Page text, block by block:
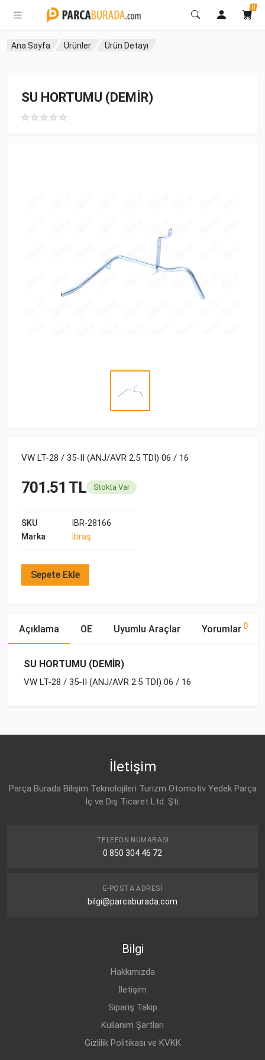
0
Ana Sayfa Ürünler Ürün Detayı
SU HORTUMU (DEMİR)
VW LT-28 / 35-II (ANJ/AVR 2.5 TDI) 06 / 16
701.51 TL Stokta Var
SKU
IBR-28166
Marka
İbraş
Sepete Ekle
Açıklama OE Uyumlu Araçlar Yorumlar 0
SU HORTUMU (DEMİR)
VW LT-28 / 35-II (ANJ/AVR 2.5 TDI) 06 / 16
VW
İletişim
Parça Burada Bilişim Teknolojileri Turizm Otomotiv Yedek Parça
İç ve Dış Ticaret Ltd. Şti.
TELEFON NUMARASI
0 850 304 46 72
E-POSTA ADRESI
bilgi@parcaburada.com
Bilgi
Hakkımızda
İletişim
Sipariş Takip
Kullanım Şartları
Gizlilik Politikası ve KVKK